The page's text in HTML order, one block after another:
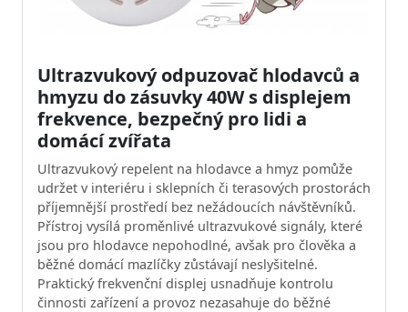
Ultrazvukový odpuzovač hlodavců a
hmyzu do zásuvky 40W s displejem
frekvence, bezpečný pro lidi a
domácí zvířata
Ultrazvukový repelent na hlodavce a hmyz pomůže
udržet v interiéru i sklepních či terasových prostorách
příjemnější prostředí bez nežádoucích návštěvníků.
Přístroj vysílá proměnlivé ultrazvukové signály, které
jsou pro hlodavce nepohodlné, avšak pro člověka a
běžné domácí mazlíčky zůstávají neslyšitelné.
Praktický frekvenční displej usnadňuje kontrolu
činnosti zařízení a provoz nezasahuje do běžné